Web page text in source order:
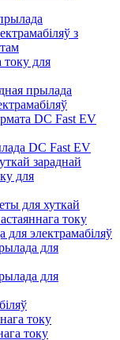
з
току для
прылада
DC Fast EV
DC Fast EV
зараднай
для
для хуткай
току
для электрамабіляў
для
для
току
току